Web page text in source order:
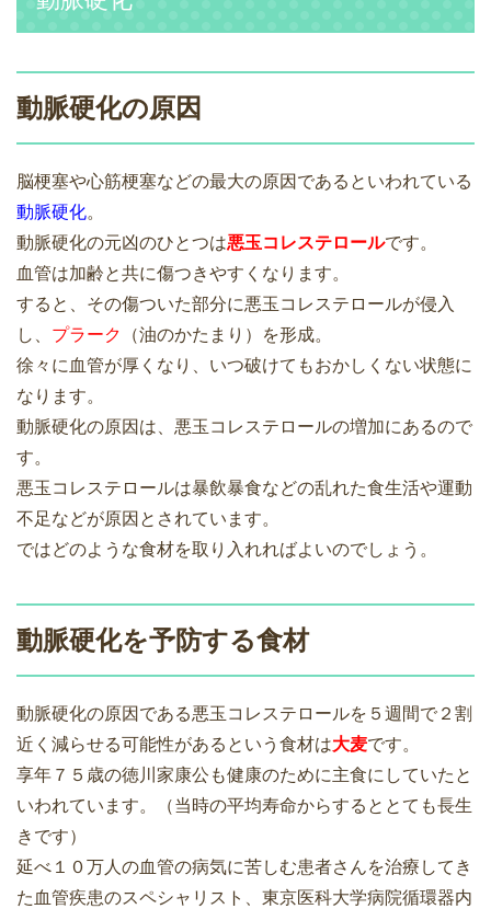
動脈硬化の原因
脳梗塞や心筋梗塞などの最大の原因であるといわれている
動脈硬化。
動脈硬化の元凶のひとつは悪玉コレステロールです。
血管は加齢と共に傷つきやすくなります。
すると、その傷ついた部分に悪玉コレステロールが侵入
し、 プラーク
（油のかたまり）を形成。
徐々に血管が厚くなり、いつ破けてもおかしくない状態に
なります。
動脈硬化の原因は、悪玉コレステロールの増加にあるので
す。
悪玉コレステロールは暴飲暴食などの乱れた食生活や運動
不足などが原因とされています。
ではどのような食材を取り入れればよいのでしょう。
動脈硬化を予防する食材
動脈硬化の原因である悪玉コレステロールを５週間で２割
近く減らせる可能性があるという食材は大麦です。
享年７５歳の徳川家康公も健康のために主食にしていたと
いわれています。（当時の平均寿命からするととても長生
きです）
延べ１０万人の血管の病気に苦しむ患者さんを治療してき
た血管疾患のスペシャリスト、東京医科大学病院循環器内